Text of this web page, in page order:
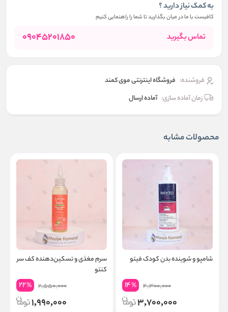
به کمک نیاز دارید ؟
کافیست با ما در میان بگذارید تا شما را راهنمایی کنیم
تماس بگیرید 09045201850
فروشنده: فروشگاه اینترنتی موی کمند
زمان آماده سازی: آماده ارسال
محصولات مشابه
شامپو و شوینده بدن کودک فیتو
4,300,000
14%
3,700,000
سرم مغذی و تسکین‌دهنده کف سر
کنتو
2,550,000
22%
1,990,000